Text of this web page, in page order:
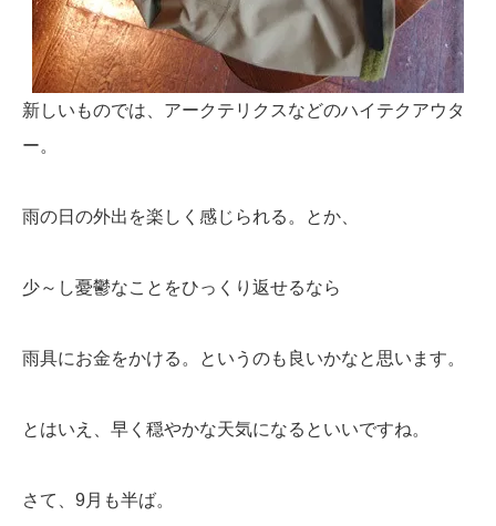
新しいものでは、アークテリクスなどのハイテクアウタ
ー。
雨の日の外出を楽しく感じられる。とか、
少～し憂鬱なことをひっくり返せるなら
雨具にお金をかける。というのも良いかなと思います。
とはいえ、早く穏やかな天気になるといいですね。
さて、9月も半ば。